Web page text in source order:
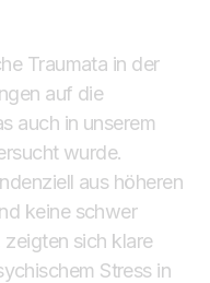
Traumata in der
auf die
auch in unserem
wurde.
aus höheren
keine schwer
zeigten sich klare
Stress in